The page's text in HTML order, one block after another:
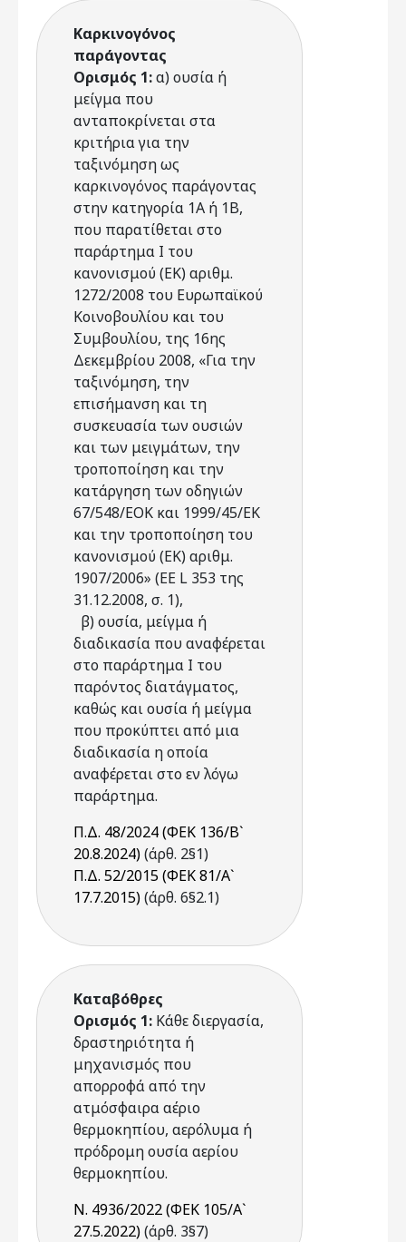
Καρκινογόνος
παράγοντας
Ορισμός 1:α) ουσία ή
μείγμα που
ανταποκρίνεται στα
κριτήρια για την
ταξινόμηση ως
καρκινογόνος παράγοντας
στην κατηγορία 1Α ή 1Β,
που παρατίθεται στο
παράρτημα I του
κανονισμού (ΕΚ) αριθμ.
1272/2008 του Ευρωπαϊκού
Κοινοβουλίου και του
Συμβουλίου, της 16ης
Δεκεμβρίου 2008, «Για την
ταξινόμηση, την
επισήμανση και τη
συσκευασία των ουσιών
και των μειγμάτων, την
τροποποίηση και την
κατάργηση των οδηγιών
67/548/ΕΟΚ και 1999/45/ΕΚ
και την τροποποίηση του
κανονισμού (ΕΚ) αριθμ.
1907/2006» (ΕΕ L 353 της
31.12.2008, σ. 1),
β) ουσία, μείγμα ή
διαδικασία που αναφέρεται
στο παράρτημα I του
παρόντος διατάγματος,
καθώς και ουσία ή μείγμα
που προκύπτει από μια
διαδικασία η οποία
αναφέρεται στο εν λόγω
παράρτημα.
Π.Δ. 48/2024 (ΦΕΚ 136/Β`
20.8.2024)(άρθ. 2§1)
Π.Δ. 52/2015 (ΦΕΚ 81/Α`
17.7.2015)(άρθ. 6§2.1)
Καταβόθρες
Ορισμός 1: Κάθε διεργασία,
δραστηριότητα ή
μηχανισμός που
απορροφά από την
ατμόσφαιρα αέριο
θερμοκηπίου, αερόλυμα ή
πρόδρομη ουσία αερίου
θερμοκηπίου.
Ν. 4936/2022 (ΦΕΚ 105/Α`
27.5.2022)(άρθ. 3§7)